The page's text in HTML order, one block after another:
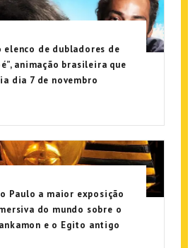
elenco de dubladores de
animação brasileira que
dia 7 de novembro
Paulo a maior exposição
do mundo sobre o
e o Egito antigo